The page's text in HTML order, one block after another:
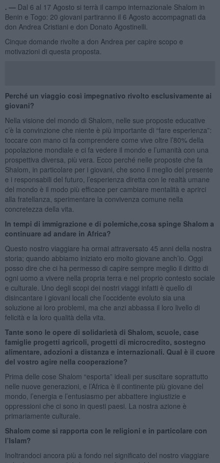
. — Dal 6 al 17 Agosto si terrà il campo internazionale Shalom in
Benin e Togo: 20 giovani partiranno il 6 Agosto accompagnati da
don Andrea Cristiani e don Donato Agostinelli.
Cinque domande rivolte a don Andrea per capire scopo e
motivazioni di questa proposta.
Perché un viaggio così impegnativo rivolto esclusivamente ai
giovani?
Nella visione del mondo di Shalom, nelle sue proposte educative
c’è la convinzione che niente è più importante di “fare esperienza”:
toccare con mano ci fa comprendere come vive oltre l’80% della
popolazione mondiale e ci fa vedere il mondo e l’umanità con una
prospettiva diversa, più vera. Ecco perché nelle proposte che fa
Shalom, in particolare per i giovani, che sono il meglio del presente
e i responsabili del futuro, l’esperienza diretta con le realtà umane
del mondo è il modo più efficace per cambiare mentalità e aprirci
alla fratellanza, sperimentare la convivenza comune nella
concretezza della vita.
In tempi di immigrazione e di polemiche,cosa spinge Shalom a
continuare ad andare in Africa?
Questo nostro viaggiare ha ormai attraversato 45 anni della nostra
storia; quando abbiamo iniziato ero molto giovane anch’io. Oggi
posso dire che ci ha permesso di capire sempre meglio il diritto di
ogni uomo a vivere nella propria terra e nel proprio contesto sociale
e culturale. Uno degli scopi dei nostri viaggi infatti è quello di
disincantare i giovani locali che l’occidente evoluto sia una
soluzione ai loro problemi, ma che anzi abbassa il loro livello di
felicità e la loro qualità della vita.
Tante sono le opere di solidarietà di Shalom, scuole, case
famiglie progetti agricoli, progetti di microcredito, sostegno
alimentare, adozioni a distanza e internazionali. Qual è il cuore
del vostro agire nella cooperazione?
Prima delle cose Shalom “esporta” ideali per suscitare soprattutto
nelle nuove generazioni, e l’Africa è il continente più giovane del
mondo, l’energia e l’entusiasmo per abbattere ingiustizie e
oppressioni che ci sono in questi paesi. La nostra azione è
primariamente culturale.
Shalom come si rapporta con le religioni e in particolare con
l’Islam?
Inoltrandoci ancora più a fondo nel significato del nostro viaggiare